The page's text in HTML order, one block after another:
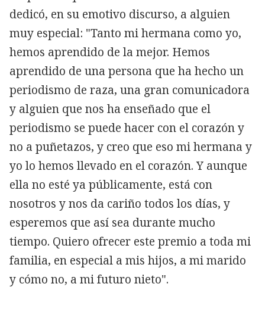
dedicó, en su emotivo discurso, a alguien
muy especial: "Tanto mi hermana como yo,
hemos aprendido de la mejor. Hemos
aprendido de una persona que ha hecho un
periodismo de raza, una gran comunicadora
y alguien que nos ha enseñado que el
periodismo se puede hacer con el corazón y
no a puñetazos, y creo que eso mi hermana y
yo lo hemos llevado en el corazón. Y aunque
ella no esté ya públicamente, está con
nosotros y nos da cariño todos los días, y
esperemos que así sea durante mucho
tiempo. Quiero ofrecer este premio a toda mi
familia, en especial a mis hijos, a mi marido
y cómo no, a mi futuro nieto".